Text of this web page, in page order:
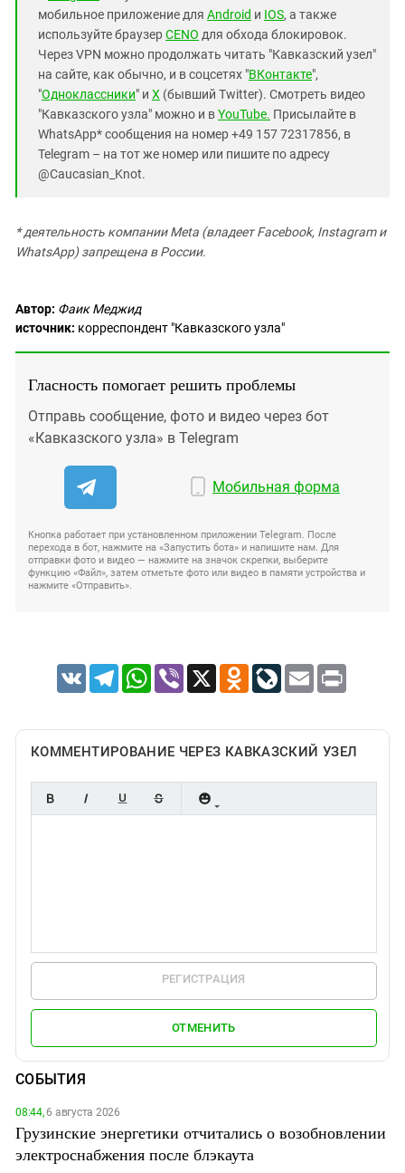
мобильное приложение для Android и IOS, а также
используйте браузерCENO для обхода блокировок.
Через VPN можно продолжать читать "Кавказский узел"
на сайте, как обычно, и в соцсетях "ВКонтакте",
"Одноклассники" и X (бывший Twitter). Смотреть видео
"Кавказского узла" можно и вYouTube. Присылайте в
WhatsApp* сообщения на номер +49 157 72317856, в
Telegram – на тот же номер или пишите по адресу
@Caucasian_Knot.
* деятельность компании Meta (владеет Facebook, Instagram и
WhatsApp) запрещена в России.
Автор: Фаик Меджид
источник: корреспондент "Кавказского узла"
Гласность помогает решить проблемы
Отправь сообщение, фото и видео через бот
«Кавказского узла» в Telegram
Мобильная форма
Кнопка работает при установленном приложении Telegram. После
перехода в бот, нажмите на «Запустить бота» и напишите нам. Для
отправки фото и видео — нажмите на значок скрепки, выберите
функцию «Файл», затем отметьте фото или видео в памяти устройства и
нажмите «Отправить».
VK TelegramWhatsApp
Viber X Odnoklassniki
LiveJournal
Email Print
КОММЕНТИРОВАНИЕ ЧЕРЕЗ КАВКАЗСКИЙ УЗЕЛ
РЕГИСТРАЦИЯ
ОТМЕНИТЬ
СОБЫТИЯ
08:44,6 августа 2026
Грузинские энергетики отчитались о возобновлении
электроснабжения после блэкаута